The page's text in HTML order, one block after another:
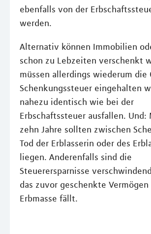
ebenfalls von der
werden.
Alternativ können Immobilien
schon zu Lebzeiten verschenkt
müssen allerdings wiederum die
Schenkungssteuer eingehalten
nahezu identisch wie bei der
Erbschaftssteuer ausfallen. Und:
zehn Jahre sollten zwischen
Tod der Erblasserin oder des
liegen. Anderenfalls sind die
Steuerersparnisse
das zuvor geschenkte
Erbmasse fällt.